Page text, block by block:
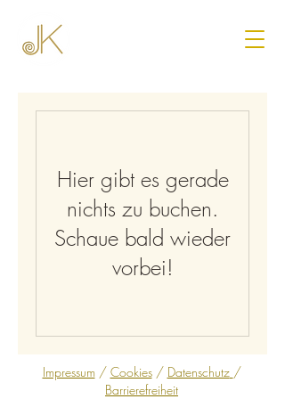
Hier gibt es gerade
nichts zu buchen.
Schaue bald wieder
vorbei!
Impressum / Cookies/ Datenschutz /
Barrierefreiheit